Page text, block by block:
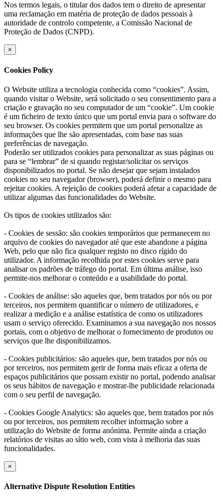
Nos termos legais, o titular dos dados tem o direito de apresentar
uma reclamação em matéria de proteção de dados pessoais à
autoridade de controlo competente, a Comissão Nacional de
Proteção de Dados (CNPD).
×
Cookies Policy
O Website utiliza a tecnologia conhecida como “cookies”. Assim,
quando visitar o Website, será solicitado o seu consentimento para a
criação e gravação no seu computador de um “cookie”. Um cookie
é um ficheiro de texto único que um portal envia para o software do
seu browser. Os cookies permitem que um portal personalize as
informações que lhe são apresentadas, com base nas suas
preferências de navegação.
Poderão ser utilizados cookies para personalizar as suas páginas ou
para se “lembrar” de si quando registar/solicitar os serviços
disponibilizados no portal. Se não desejar que sejam instalados
cookies no seu navegador (browser), poderá definir o mesmo para
rejeitar cookies. A rejeição de cookies poderá afetar a capacidade de
utilizar algumas das funcionalidades do Website.
Os tipos de cookies utilizados são:
- Cookies de sessão: são cookies temporários que permanecem no
arquivo de cookies do navegador até que este abandone a página
Web, pelo que não fica qualquer registo no disco rígido do
utilizador. A informação recolhida por estes cookies serve para
analisar os padrões de tráfego do portal. Em última análise, isso
permite-nos melhorar o conteúdo e a usabilidade do portal.
- Cookies de análise: são aqueles que, bem tratados por nós ou por
terceiros, nos permitem quantificar o número de utilizadores, e
realizar a medição e a análise estatística de como os utilizadores
usam o serviço oferecido. Examinamos a sua navegação nos nossos
portais, com o objetivo de melhorar o fornecimento de produtos ou
serviços que lhe disponibilizamos.
- Cookies publicitários: são aqueles que, bem tratados por nós ou
por terceiros, nos permitem gerir de forma mais eficaz a oferta de
espaços publicitários que possam existir no portal, podendo analisar
os seus hábitos de navegação e mostrar-lhe publicidade relacionada
com o seu perfil de navegação.
- Cookies Google Analytics: são aqueles que, bem tratados por nós
ou por terceiros, nos permitem recolher informação sobre a
utilização do Website de forma anónima. Permite ainda a criação
relatórios de visitas ao sítio web, com vista à melhoria das suas
funcionalidades.
×
Alternative Dispute Resolution Entities